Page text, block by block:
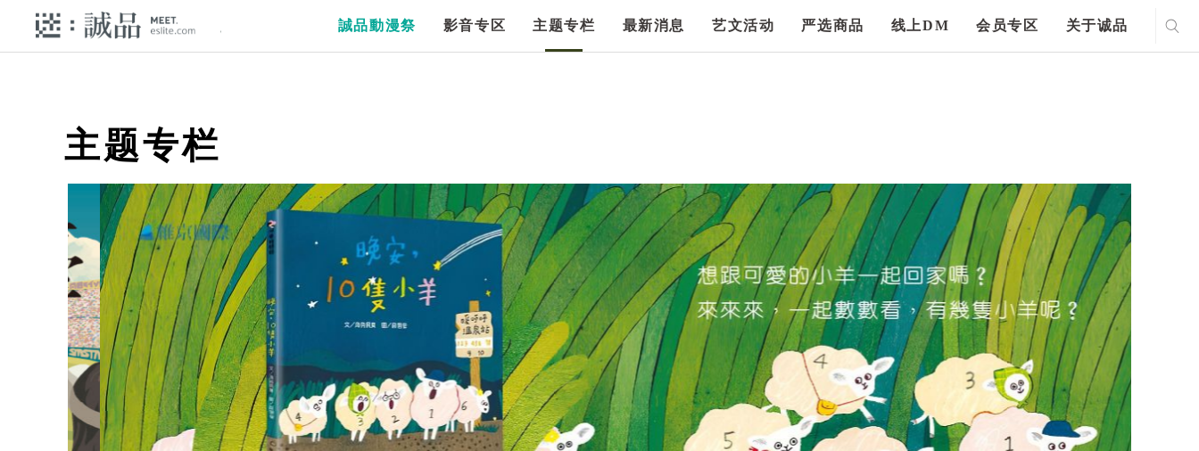
誠品動漫祭 影音专区 主题专栏 最新消息 艺文活动 严选商品 线上DM 会员专区 关于诚品
主题专栏